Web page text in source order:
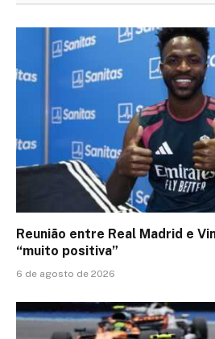
Reunião entre Real Madrid e
“muito positiva”
6 de agosto de 2026